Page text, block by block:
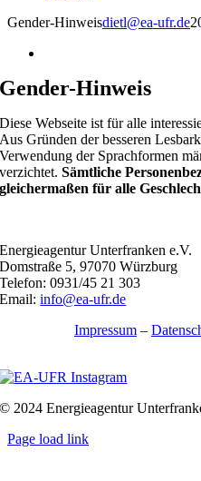
Gender-Hinweisdietl@ea-ufr.de
Gender-Hinweis
Diese Webseite ist für alle
Aus Gründen der besseren
Verwendung der Sprachformen
verzichtet.Sämtliche
gleichermaßen für alle
Energieagentur Unterfranken e.V.
Domstraße 5, 97070 Würzburg
Telefon: 0931/45 21 303
Email:info@ea-ufr.de
Impressum –
© 2024 Energieagentur
Page load link